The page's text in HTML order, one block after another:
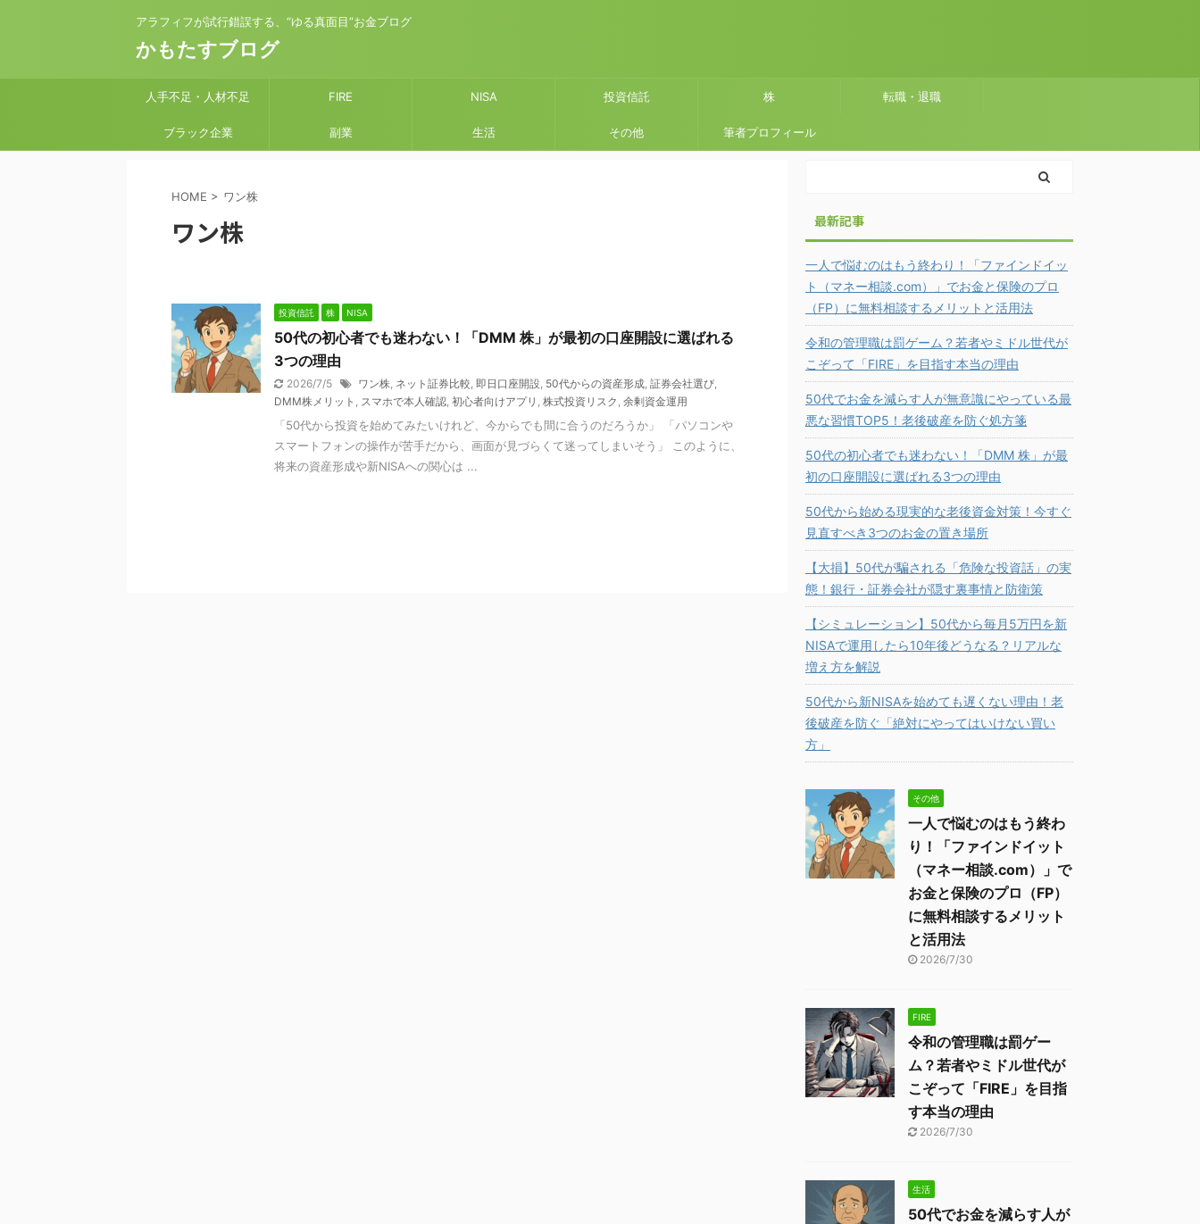
アラフィフが試行錯誤する、“ゆる真面目”お金ブログ
かもたすブログ
人手不足・人材不足 FIRE NISA 投資信託 株 転職・退職
ブラック企業 副業 生活 その他 筆者プロフィール
HOME > ワン株
ワン株
投資信託 株 NISA
50代の初心者でも迷わない！「DMM 株」が最初の口座開設に選ばれる
3つの理由
2026/7/5 ワン株, ネット証券比較, 即日口座開設, 50代からの資産形成, 証券会社選び,
DMM株メリット , スマホで本人確認, 初心者向けアプリ , 株式投資リスク , 余剰資金運用
「50代から投資を始めてみたいけれど、今からでも間に合うのだろうか」 「パソコンや
スマートフォンの操作が苦手だから、画面が見づらくて迷ってしまいそう」 このように、
将来の資産形成や新NISAへの関心は ...
最新記事
一人で悩むのはもう終わり！「ファインドイッ
ト（マネー相談.com）」でお金と保険のプロ
（FP）に無料相談するメリットと活用法
令和の管理職は罰ゲーム？若者やミドル世代が
こぞって「FIRE」を目指す本当の理由
50代でお金を減らす人が無意識にやっている最
悪な習慣TOP5！老後破産を防ぐ処方箋
50代の初心者でも迷わない！「DMM 株」が最
初の口座開設に選ばれる3つの理由
50代から始める現実的な老後資金対策！今すぐ
見直すべき3つのお金の置き場所
【大損】50代が騙される「危険な投資話」の実
態！銀行・証券会社が隠す裏事情と防衛策
【シミュレーション】50代から毎月5万円を新
NISAで運用したら10年後どうなる？リアルな
増え方を解説
50代から新NISAを始めても遅くない理由！老
後破産を防ぐ「絶対にやってはいけない買い
方」
その他
一人で悩むのはもう終わ
り！「ファインドイット
（マネー相談.com）」で
お金と保険のプロ（FP）
に無料相談するメリット
と活用法
2026/7/30
FIRE
令和の管理職は罰ゲー
ム？若者やミドル世代が
こぞって「FIRE」を目指
す本当の理由
2026/7/30
生活
50代でお金を減らす人が